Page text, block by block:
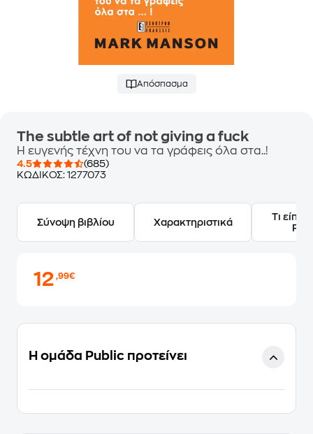
Απόσπασμα
The subtle art of not giving a fuck
Η ευγενής τέχνη του να τα γράφεις όλα στα..!
4.5
(685)
ΚΩΔΙΚΟΣ: 1277073
Σύνοψη βιβλίου Χαρακτηριστικά
Τι
12,99€
Η ομάδα Public προτείνει